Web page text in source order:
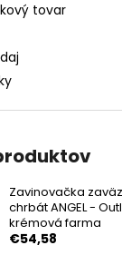
tovar
Zavinovačka
chrbát ANGEL -
krémová farma
€54,58